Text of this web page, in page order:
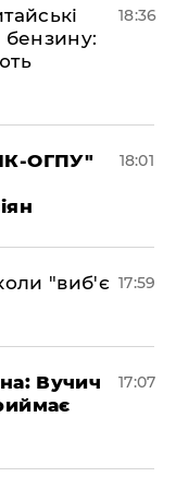
бензину:
18:36
ОГПУ"
18:01
"виб'є 17:59
Вучич
17:07